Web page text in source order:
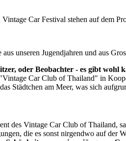
Car Festival stehen auf dem
unseren Jugendjahren und aus
oder Beobachter - es gibt wohl
Car Club of Thailand" in
Städtchen am Meer, was sich
des Vintage Car Club of Thailand,
die es sonst nirgendwo auf der